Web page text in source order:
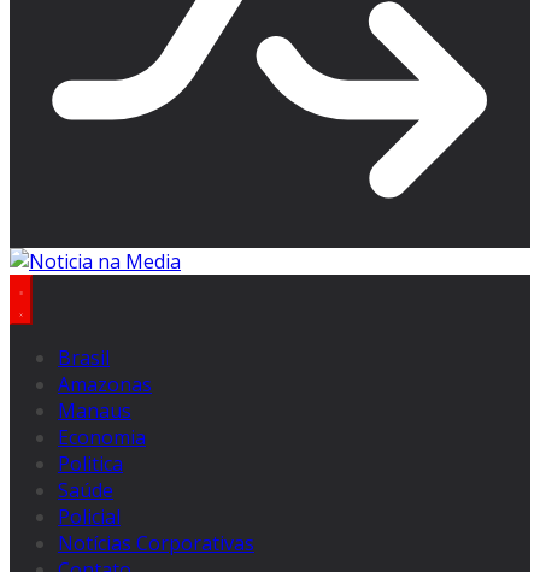
Brasil
Amazonas
Manaus
Economia
Politica
Saúde
Policial
Notícias Corporativas